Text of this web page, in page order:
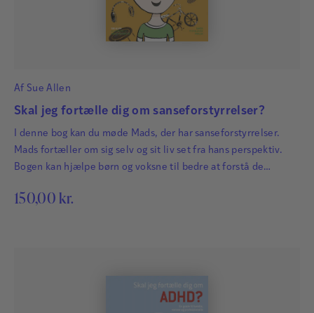
Af Sue Allen
Skal jeg fortælle dig om sanseforstyrrelser?
I denne bog kan du møde Mads, der har sanseforstyrrelser.
Mads fortæller om sig selv og sit liv set fra hans perspektiv.
Bogen kan hjælpe børn og voksne til bedre at forstå de
de beskeder, som vores sanser sender videre til hjernen.
150,00 kr.